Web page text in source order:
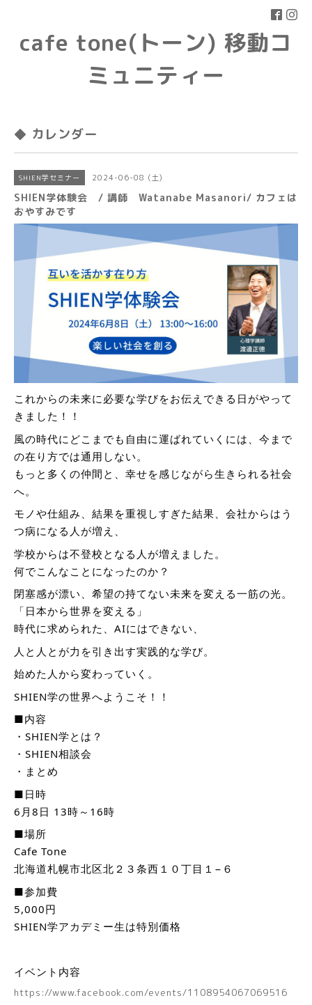
cafe tone(トーン) 移動コ
ミュニティー
◆ カレンダー
SHIEN学セミナー 2024-06-08 (土)
SHIEN学体験会 / 講師 Watanabe Masanori/ カフェは
おやすみです
これからの未来に必要な学びをお伝えできる日がやって
きました！！
風の時代にどこまでも自由に運ばれていくには、今まで
の在り方では通用しない。
もっと多くの仲間と、幸せを感じながら生きられる社会
へ。
モノや仕組み、結果を重視しすぎた結果、会社からはう
つ病になる人が増え、
学校からは不登校となる人が増えました。
何でこんなことになったのか？
閉塞感が漂い、希望の持てない未来を変える一筋の光。
「日本から世界を変える」
時代に求められた、AIにはできない、
人と人とが力を引き出す実践的な学び。
始めた人から変わっていく。
SHIEN学の世界へようこそ！！
■内容
・SHIEN学とは？
・SHIEN相談会
・まとめ
■日時
6月8日 13時～16時
■場所
Cafe Tone
北海道札幌市北区北２３条西１０丁目１−６
■参加費
5,000円
SHIEN学アカデミー生は特別価格
イベント内容
https://www.facebook.com/events/1108954067069516